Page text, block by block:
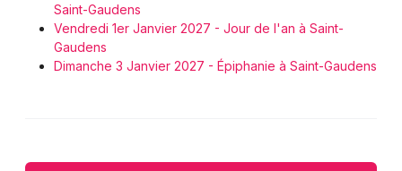
Saint-Gaudens
Vendredi 1er Janvier 2027 - Jour de l'an à Saint-
Gaudens
Dimanche 3 Janvier 2027 - Épiphanie à Saint-Gaudens